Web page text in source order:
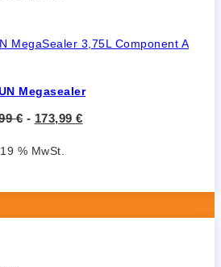
Megasealer
€ - 173,99 €
% MwSt.